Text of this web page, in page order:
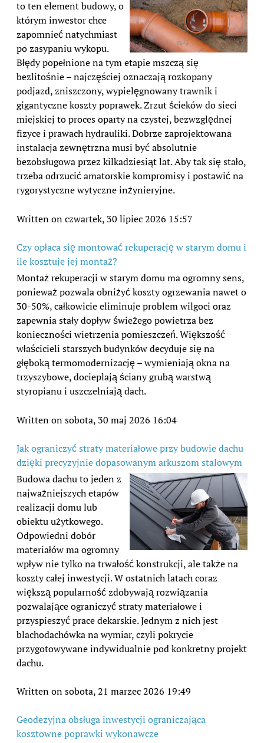
to ten element budowy, o
którym inwestor chce
zapomnieć natychmiast
po zasypaniu wykopu.
Błędy popełnione na tym etapie mszczą się
bezlitośnie – najczęściej oznaczają rozkopany
podjazd, zniszczony, wypielęgnowany trawnik i
gigantyczne koszty poprawek. Zrzut ścieków do sieci
miejskiej to proces oparty na czystej, bezwzględnej
fizyce i prawach hydrauliki. Dobrze zaprojektowana
instalacja zewnętrzna musi być absolutnie
bezobsługowa przez kilkadziesiąt lat. Aby tak się stało,
trzeba odrzucić amatorskie kompromisy i postawić na
rygorystyczne wytyczne inżynieryjne.
Written on czwartek, 30 lipiec 2026 15:57
Czy opłaca się montować rekuperację w starym domu i
ile kosztuje jej montaż?
Montaż rekuperacji w starym domu ma ogromny sens,
ponieważ pozwala obniżyć koszty ogrzewania nawet o
30-50%, całkowicie eliminuje problem wilgoci oraz
zapewnia stały dopływ świeżego powietrza bez
konieczności wietrzenia pomieszczeń. Większość
właścicieli starszych budynków decyduje się na
głęboką termomodernizację – wymieniają okna na
trzyszybowe, docieplają ściany grubą warstwą
styropianu i uszczelniają dach.
Written on sobota, 30 maj 2026 16:04
Jak ograniczyć straty materiałowe przy budowie dachu
dzięki precyzyjnie dopasowanym arkuszom stalowym
Budowa dachu to jeden z
najważniejszych etapów
realizacji domu lub
obiektu użytkowego.
Odpowiedni dobór
materiałów ma ogromny
wpływ nie tylko na trwałość konstrukcji, ale także na
koszty całej inwestycji. W ostatnich latach coraz
większą popularność zdobywają rozwiązania
pozwalające ograniczyć straty materiałowe i
przyspieszyć prace dekarskie. Jednym z nich jest
blachodachówka na wymiar, czyli pokrycie
przygotowywane indywidualnie pod konkretny projekt
dachu.
Written on sobota, 21 marzec 2026 19:49
Geodezyjna obsługa inwestycji ograniczająca
kosztowne poprawki wykonawcze